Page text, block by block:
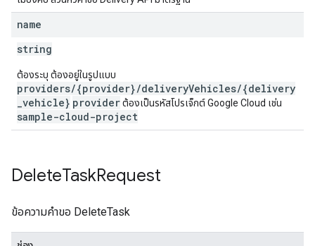
name
string
ต้องระบุ ต้องอยู่ในรูปแบบ
providers/{provider}/deliveryVehicles/{delivery
_vehicle} providerต้องเป็นรหัสโปรเจ็กต์ Google Cloud เช่น
sample-cloud-project
DeleteTaskRequest
ข้อความคำขอ DeleteTask